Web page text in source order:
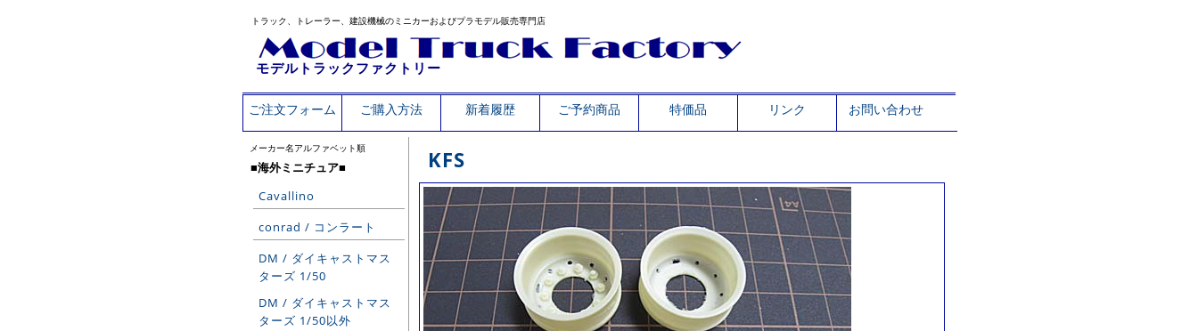
トラック、トレーラー、建設機械のミニカーおよびプラモデル販売専門店
モデルトラックファクトリー
ご注文フォーム ご購入方法 新着履歴 ご予約商品 特価品 リンク お問い合わせ
メーカー名アルファベット順
■海外ミニチュア■
Cavallino
conrad / コンラート
DM / ダイキャストマス
ターズ 1/50
DM / ダイキャストマス
ターズ 1/50以外
KFS